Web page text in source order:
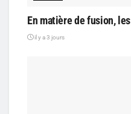
En matière de fusion,
il y a 3 jours